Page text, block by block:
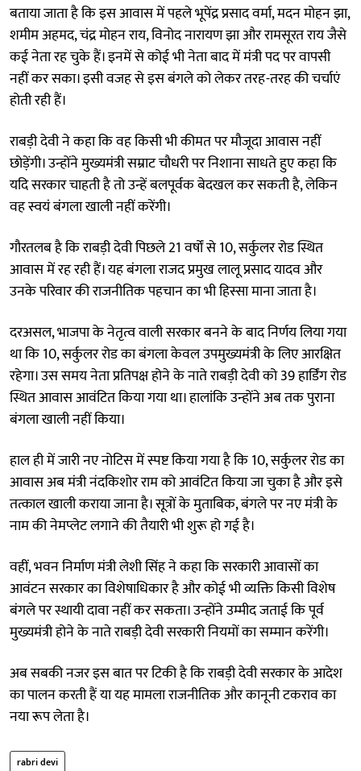
बताया जाता है कि इस आवास में पहले भूपेंद्र प्रसाद वर्मा, मदन मोहन झा,
शमीम अहमद, चंद्र मोहन राय, विनोद नारायण झा और रामसूरत राय जैसे
कई नेता रह चुके हैं। इनमें से कोई भी नेता बाद में मंत्री पद पर वापसी
नहीं कर सका। इसी वजह से इस बंगले को लेकर तरह-तरह की चर्चाएं
होती रही हैं।
राबड़ी देवी ने कहा कि वह किसी भी कीमत पर मौजूदा आवास नहीं
छोड़ेंगी। उन्होंने मुख्यमंत्री सम्राट चौधरी पर निशाना साधते हुए कहा कि
यदि सरकार चाहती है तो उन्हें बलपूर्वक बेदखल कर सकती है, लेकिन
वह स्वयं बंगला खाली नहीं करेंगी।
गौरतलब है कि राबड़ी देवी पिछले 21 वर्षों से 10, सर्कुलर रोड स्थित
आवास में रह रही हैं। यह बंगला राजद प्रमुख लालू प्रसाद यादव और
उनके परिवार की राजनीतिक पहचान का भी हिस्सा माना जाता है।
दरअसल, भाजपा के नेतृत्व वाली सरकार बनने के बाद निर्णय लिया गया
था कि 10, सर्कुलर रोड का बंगला केवल उपमुख्यमंत्री के लिए आरक्षित
रहेगा। उस समय नेता प्रतिपक्ष होने के नाते राबड़ी देवी को 39 हार्डिंग रोड
स्थित आवास आवंटित किया गया था। हालांकि उन्होंने अब तक पुराना
बंगला खाली नहीं किया।
हाल ही में जारी नए नोटिस में स्पष्ट किया गया है कि 10, सर्कुलर रोड का
आवास अब मंत्री नंदकिशोर राम को आवंटित किया जा चुका है और इसे
तत्काल खाली कराया जाना है। सूत्रों के मुताबिक, बंगले पर नए मंत्री के
नाम की नेमप्लेट लगाने की तैयारी भी शुरू हो गई है।
वहीं, भवन निर्माण मंत्री लेशी सिंह ने कहा कि सरकारी आवासों का
आवंटन सरकार का विशेषाधिकार है और कोई भी व्यक्ति किसी विशेष
बंगले पर स्थायी दावा नहीं कर सकता। उन्होंने उम्मीद जताई कि पूर्व
मुख्यमंत्री होने के नाते राबड़ी देवी सरकारी नियमों का सम्मान करेंगी।
अब सबकी नजर इस बात पर टिकी है कि राबड़ी देवी सरकार के आदेश
का पालन करती हैं या यह मामला राजनीतिक और कानूनी टकराव का
नया रूप लेता है।
rabri devi